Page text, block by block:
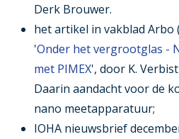
Derk Brouwer.
het artikel in vakblad Arbo
'Onder het vergrootglas -
met PIMEX', door K.
Daarin aandacht voor de
nano meetapparatuur;
IOHA nieuwsbrief